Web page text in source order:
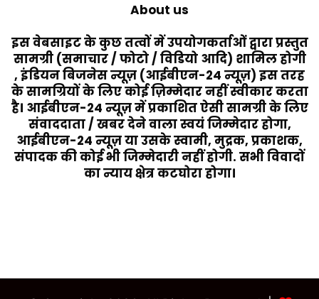
About us
इस वेबसाइट के कुछ तत्वों में उपयोगकर्ताओं द्वारा प्रस्तुत
सामग्री (समाचार / फोटो / विडियो आदि) शामिल होगी
, इंडियन बिजनेस न्यूज़ (आईबीएन-24 न्यूज़) इस तरह
के सामग्रियों के लिए कोई ज़िम्मेदार नहीं स्वीकार करता
है। आईबीएन-24 न्यूज़ में प्रकाशित ऐसी सामग्री के लिए
संवाददाता / खबर देने वाला स्वयं जिम्मेदार होगा,
आईबीएन-24 न्यूज़ या उसके स्वामी, मुद्रक, प्रकाशक,
संपादक की कोई भी जिम्मेदारी नहीं होगी. सभी विवादों
का न्याय क्षेत्र कटघोरा होगा।